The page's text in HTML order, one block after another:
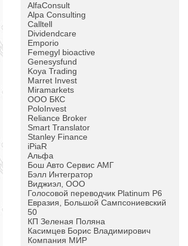
AlfaConsult
Alpa Consulting
Calltell
Dividendcare
Emporio
Femegyl bioactive
Genesysfund
Koya Trading
Marret Invest
Miramarkets
OOO БКС
PoloInvest
Reliance Broker
Smart Translator
Stanley Finance
iPiaR
Альфа
Бош Авто Сервис АМГ
Бэлл Интегратор
Виджиэл, ООО
Голосовой переводчик Platinum P6
Евразия, Большой Сампсониевский
50
КП Зеленая Поляна
Касимцев Борис Владимирович
Компания МИР